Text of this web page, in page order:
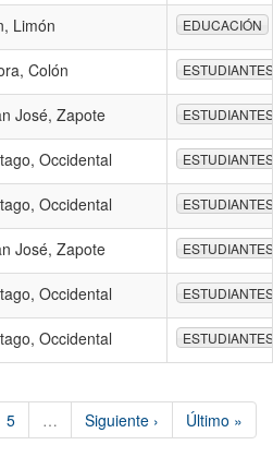
Limón EDUCACIÓN
Colón ESTUDIANTES
José, Zapote ESTUDIANTES
Occidental ESTUDIANTES
Occidental ESTUDIANTES
José, Zapote ESTUDIANTES
Occidental ESTUDIANTES
Occidental ESTUDIANTES
5 … Siguiente › Último »